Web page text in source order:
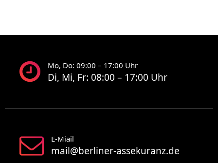
Mo, Do: 09:00 – 17:00 Uhr
Di, Mi, Fr: 08:00 – 17:00 Uhr
E-Miail
mail@berliner-assekuranz.de